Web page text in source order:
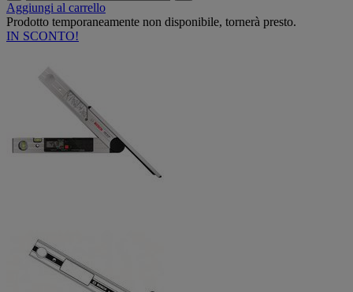
Aggiungi al carrello
Prodotto temporaneamente non disponibile, tornerà presto.
IN SCONTO!